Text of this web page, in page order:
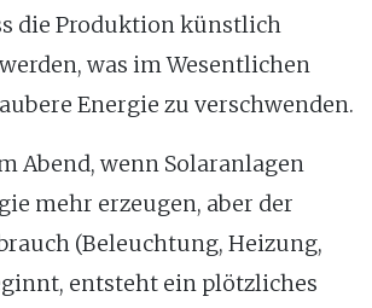
die Produktion künstlich
was im Wesentlichen
Energie zu verschwenden.
Abend, wenn Solaranlagen
mehr erzeugen, aber der
(Beleuchtung, Heizung,
entsteht ein plötzliches